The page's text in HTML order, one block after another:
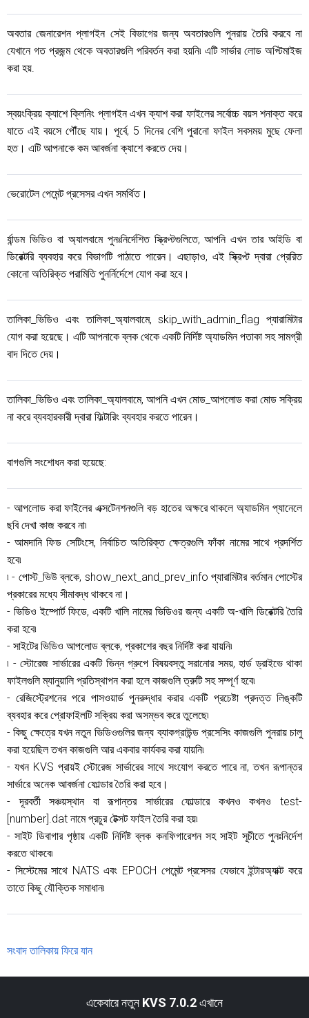
অবতার জেনারেশন প্লাগইন সেই বিভাগের জন্য অবতারগুলি পুনরায় তৈরি করবে না
যেখানে গত প্রজন্ম থেকে অবতারগুলি পরিবর্তন করা হয়নি৷ এটি সার্ভার লোড অপ্টিমাইজ
করা হয়.
স্বয়ংক্রিয় ক্যাশে ক্লিনিং প্লাগইন এখন ক্যাশ করা ফাইলের সর্বোচ্চ বয়স শনাক্ত করে
যাতে এই বয়সে পৌঁছে যায়। পূর্বে, 5 দিনের বেশি পুরানো ফাইল সবসময় মুছে ফেলা
হত। এটি আপনাকে কম আবর্জনা ক্যাশে করতে দেয়।
ভেরোটেল পেমেন্ট প্রসেসর এখন সমর্থিত।
র্যান্ডম ভিডিও বা অ্যালবামে পুনঃনির্দেশিত স্ক্রিপ্টগুলিতে, আপনি এখন তার আইডি বা
ডিরেক্টরি ব্যবহার করে বিভাগটি পাঠাতে পারেন। এছাড়াও, এই স্ক্রিপ্ট দ্বারা প্রেরিত
কোনো অতিরিক্ত পরামিতি পুনর্নির্দেশে যোগ করা হবে।
তালিকা_ভিডিও এবং তালিকা_অ্যালবামে, skip_with_admin_flag প্যারামিটার
যোগ করা হয়েছে। এটি আপনাকে ব্লক থেকে একটি নির্দিষ্ট অ্যাডমিন পতাকা সহ সামগ্রী
বাদ দিতে দেয়।
তালিকা_ভিডিও এবং তালিকা_অ্যালবামে, আপনি এখন মোড_আপলোড করা মোড সক্রিয়
না করে ব্যবহারকারী দ্বারা ফিল্টারিং ব্যবহার করতে পারেন।
বাগগুলি সংশোধন করা হয়েছে:
- আপলোড করা ফাইলের এক্সটেনশনগুলি বড় হাতের অক্ষরে থাকলে অ্যাডমিন প্যানেলে
ছবি দেখা কাজ করবে না৷
- আমদানি ফিড সেটিংসে, নির্বাচিত অতিরিক্ত ক্ষেত্রগুলি ফাঁকা নামের সাথে প্রদর্শিত
হবে৷
৷ - পোস্ট_ভিউ ব্লকে, show_next_and_prev_info প্যারামিটার বর্তমান পোস্টের
প্রকারের মধ্যে সীমাবদ্ধ থাকবে না।
- ভিডিও ইম্পোর্ট ফিডে, একটি খালি নামের ভিডিওর জন্য একটি অ-খালি ডিরেক্টরি তৈরি
করা হবে৷
- সাইটের ভিডিও আপলোড ব্লকে, প্রকাশের বছর নির্দিষ্ট করা যায়নি৷
৷ - স্টোরেজ সার্ভারের একটি ভিন্ন গ্রুপে বিষয়বস্তু সরানোর সময়, হার্ড ড্রাইভে থাকা
ফাইলগুলি ম্যানুয়ালি প্রতিস্থাপন করা হলে কাজগুলি ত্রুটি সহ সম্পূর্ণ হবে৷
- রেজিস্ট্রেশনের পরে পাসওয়ার্ড পুনরুদ্ধার করার একটি প্রচেষ্টা প্রদত্ত লিঙ্কটি
ব্যবহার করে প্রোফাইলটি সক্রিয় করা অসম্ভব করে তুলেছে৷
- কিছু ক্ষেত্রে যখন নতুন ভিডিওগুলির জন্য ব্যাকগ্রাউন্ড প্রসেসিং কাজগুলি পুনরায় চালু
করা হয়েছিল তখন কাজগুলি আর একবার কার্যকর করা যায়নি৷
- যখন KVS প্রায়ই স্টোরেজ সার্ভারের সাথে সংযোগ করতে পারে না, তখন রূপান্তর
সার্ভারে অনেক আবর্জনা ফোল্ডার তৈরি করা হবে।
- দূরবর্তী সঞ্চয়স্থান বা রূপান্তর সার্ভারের ফোল্ডারে কখনও কখনও test-
[number].dat নামে প্রচুর টেক্সট ফাইল তৈরি করা হয়৷
- সাইট ডিবাগার পৃষ্ঠায় একটি নির্দিষ্ট ব্লক কনফিগারেশন সহ সাইট সূচীতে পুনঃনির্দেশ
করতে থাকবে৷
- সিস্টেমের সাথে NATS এবং EPOCH পেমেন্ট প্রসেসর যেভাবে ইন্টারঅ্যাক্ট করে
তাতে কিছু যৌক্তিক সমাধান৷
সংবাদ তালিকায় ফিরে যান
একেবারে নতুন KVS 7.0.2এখানে